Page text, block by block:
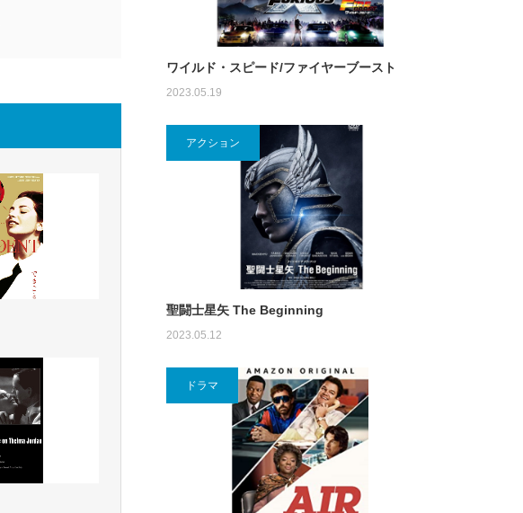
ワイルド・スピード/ファイヤーブースト
2023.05.19
アクション
聖闘士星矢 The Beginning
2023.05.12
ドラマ